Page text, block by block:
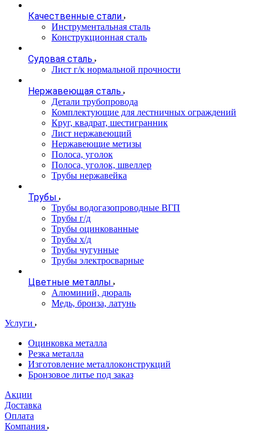
Качественные стали
Инструментальная сталь
Конструкционная сталь
Судовая сталь
Лист г/к нормальной прочности
Нержавеющая сталь
Детали трубопровода
Комплектующие для лестничных ограждений
Круг, квадрат, шестигранник
Лист нержавеющий
Нержавеющие метизы
Полоса, уголок
Полоса, уголок, швеллер
Трубы нержавейка
Трубы
Трубы водогазопроводные ВГП
Трубы г/д
Трубы оцинкованные
Трубы х/д
Трубы чугунные
Трубы электросварные
Цветные металлы
Алюминий, дюраль
Медь, бронза, латунь
Услуги
Оцинковка металла
Резка металла
Изготовление металлоконструкций
Бронзовое литье под заказ
Акции
Доставка
Оплата
Компания